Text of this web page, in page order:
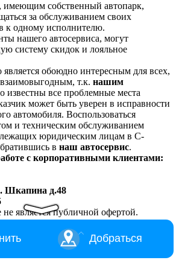
собственный автопарк,
за обслуживанием своих
к одному исполнителю.
нашего автосервиса, могут
систему скидок и лояльное
является обоюдно интересным для всех,
т.к. нашим
известны все проблемные места
может быть уверен в исправности
автомобиля. Воспользоваться
и техническим обслуживанием
юридическим лицам в С-
в наш автосервис.
с корпоративными клиентами:
Шкапина д.48
является публичной офертой.
Добраться